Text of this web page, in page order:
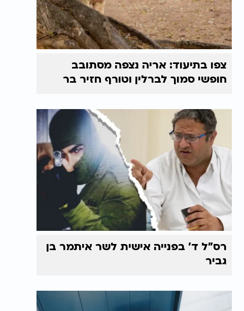
צפו בתיעוד: אריה נצפה מסתובב
חופשי סמוך לברלין וטורף חזיר בר
רס"ל ד' בפנייה אישית לשר איתמר בן
גביר